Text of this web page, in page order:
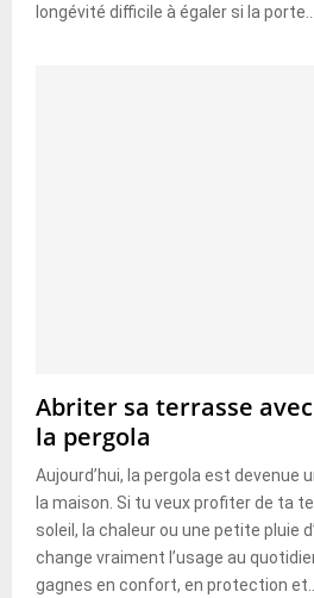
longévité difficile à égaler si la porte...
Abriter sa terrasse
la pergola
Aujourd’hui, la pergola est devenue
la maison. Si tu veux profiter de ta
soleil, la chaleur ou une petite pluie
change vraiment l’usage au
gagnes en confort, en protection et...